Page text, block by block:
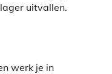
uitvallen.
werk je in